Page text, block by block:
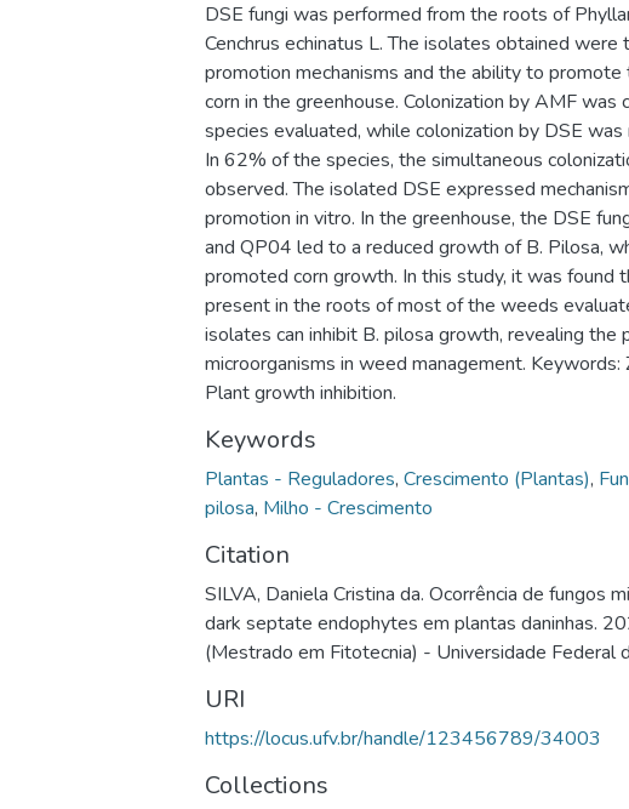
DSE fungi was performed from the roots of
Cenchrus echinatus L. The isolates obtained
promotion mechanisms and the ability to
corn in the greenhouse. Colonization by AMF
species evaluated, while colonization by DSE
In 62% of the species, the simultaneous
observed. The isolated DSE expressed
promotion in vitro. In the greenhouse, the DSE
and QP04 led to a reduced growth of B. Pilosa,
promoted corn growth. In this study, it was found
present in the roots of most of the weeds
isolates can inhibit B. pilosa growth, revealing the
microorganisms in weed management. Keywords:
Plant growth inhibition.
Keywords
Plantas - Reguladores, Crescimento (Plantas),
pilosa, Milho - Crescimento
Citation
SILVA, Daniela Cristina da. Ocorrência de fungos
dark septate endophytes em plantas daninhas.
(Mestrado em Fitotecnia) - Universidade Federal
URI
https://locus.ufv.br/handle/123456789/34003
Collections